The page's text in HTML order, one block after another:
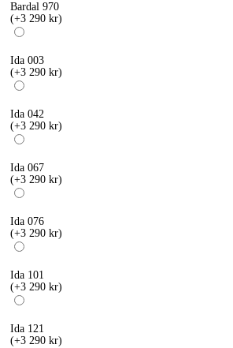
Bardal 970
(+3 290 kr)
Ida 003
(+3 290 kr)
Ida 042
(+3 290 kr)
Ida 067
(+3 290 kr)
Ida 076
(+3 290 kr)
Ida 101
(+3 290 kr)
Ida 121
(+3 290 kr)